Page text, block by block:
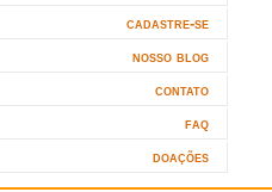
cadastre-se
nosso blog
contato
faq
doações